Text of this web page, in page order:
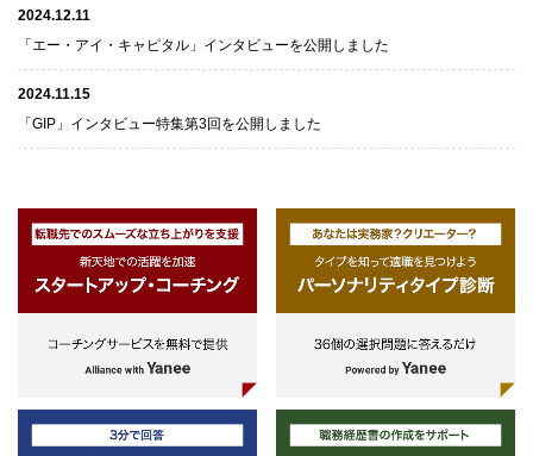
2024.12.11
「エー・アイ・キャピタル」インタビューを公開しました
2024.11.15
「GIP」インタビュー特集第3回を公開しました